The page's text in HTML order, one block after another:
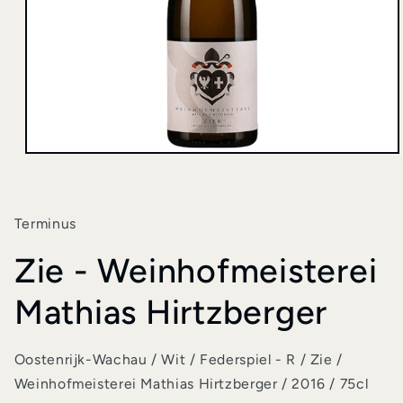
Terminus
Zie - Weinhofmeisterei
Mathias Hirtzberger
Oostenrijk-Wachau / Wit / Federspiel - R / Zie /
Weinhofmeisterei Mathias Hirtzberger / 2016 / 75cl